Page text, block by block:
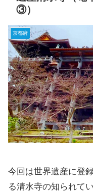
③）
京都府
今回は世界遺産に登
る清水寺の知られて